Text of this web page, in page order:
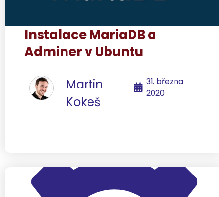
Instalace MariaDB a
Adminer v Ubuntu
Martin
Kokeš
31. března
2020